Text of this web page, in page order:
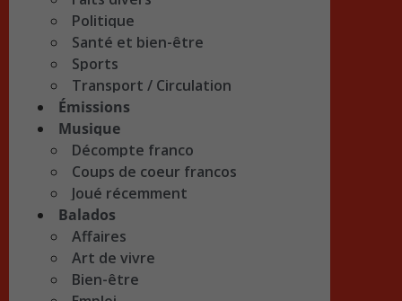
Politique
Santé et bien-être
Sports
Transport / Circulation
Émissions
Musique
Décompte franco
Coups de coeur francos
Joué récemment
Balados
Affaires
Art de vivre
Bien-être